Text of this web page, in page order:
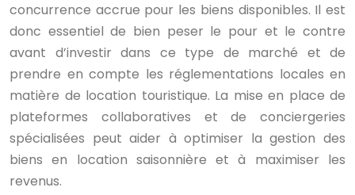
concurrence accrue pour les biens disponibles. Il est
donc essentiel de bien peser le pour et le contre
avant d’investir dans ce type de marché et de
prendre en compte les réglementations locales en
matière de location touristique. La mise en place de
plateformes collaboratives et de conciergeries
spécialisées peut aider à optimiser la gestion des
biens en location saisonnière et à maximiser les
revenus.